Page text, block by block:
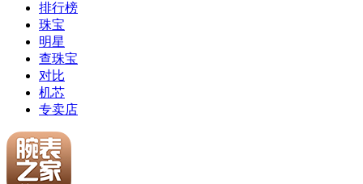
排行榜
珠宝
明星
查珠宝
对比
机芯
专卖店